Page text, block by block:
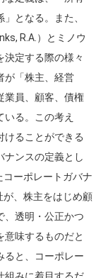
となる。また、
R.A.）とミノウ
決定する際の様々
が「株主、経営
業員、顧客、債権
る。この考え
けることができる
ナンスの定義とし
ーポレートガバナ
、株主をはじめ顧
、透明・公正かつ
味するものだと
ると、コーポレー
組みに着目するだ